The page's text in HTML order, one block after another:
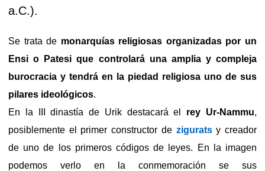
a.C.).
Se trata de monarquías religiosas organizadas por un
Ensi o Patesi que controlará una amplia y compleja
burocracia y tendrá en la piedad religiosa uno de sus
pilares ideológicos.
En la III dinastía de Urik destacará el rey Ur-Nammu,
posiblemente el primer constructor de zigurats y creador
de uno de los primeros códigos de leyes. En la imagen
podemos verlo en la conmemoración se sus